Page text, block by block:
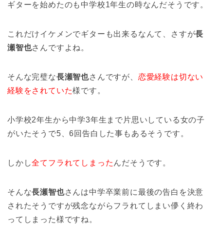
ギターを始めたのも中学校1年生の時なんだそうです。
これだけイケメンでギターも出来るなんて、さすが長
瀬智也さんですよね。
そんな完璧な長瀬智也さんですが、 恋愛経験は切ない
経験をされていた様です。
小学校2年生から中学3年生まで片思いしている女の子
がいたそうで5、6回告白した事もあるそうです。
しかし全てフラれてしまった んだそうです。
そんな長瀬智也さんは中学卒業前に最後の告白を決意
されたそうですが残念ながらフラれてしまい儚く終わ
ってしまった様ですね。